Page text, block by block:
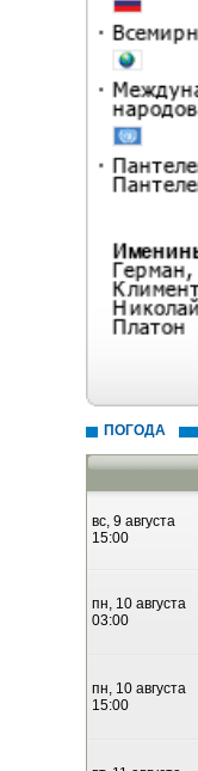
ПОГОДА